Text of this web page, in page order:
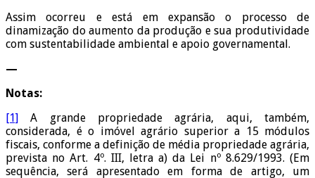
Assim ocorreu e está em expansão o processo de
dinamização do aumento da produção e sua produtividade
com sustentabilidade ambiental e apoio governamental.
—
Notas:
[1] A grande propriedade agrária, aqui, também,
considerada, é o imóvel agrário superior a 15 módulos
fiscais, conforme a definição de média propriedade agrária,
prevista no Art. 4º. III, letra a) da Lei nº 8.629/1993. (Em
sequência, será apresentado em forma de artigo, um